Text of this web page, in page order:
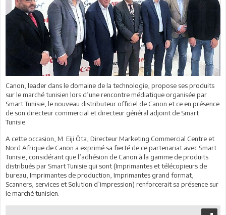
Canon, leader dans le domaine de la technologie, propose ses produits
sur le marché tunisien lors d’une rencontre médiatique organisée par
Smart Tunisie, le nouveau distributeur officiel de Canon et ce en présence
de son directeur commercial et directeur général adjoint de Smart
Tunisie.
A cette occasion, M. Eiji Ôta, Directeur Marketing Commercial Centre et
Nord Afrique de Canon a exprimé sa fierté de ce partenariat avec Smart
Tunisie, considérant que l’adhésion de Canon à la gamme de produits
distribués par Smart Tunisie qui sont (Imprimantes et télécopieurs de
bureau, Imprimantes de production, Imprimantes grand format,
Scanners, services et Solution d’impression) renforcerait sa présence sur
le marché tunisien.